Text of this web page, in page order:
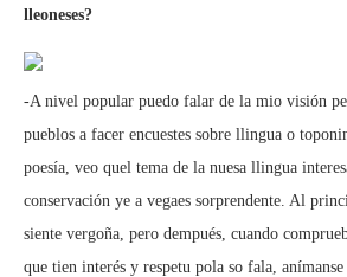
lleoneses?
-A nivel popular puedo falar de la mio visión
pueblos a facer encuestes sobre llingua o
poesía, veo quel tema de la nuesa llingua
conservación ye a vegaes sorprendente. Al
siente vergoña, pero dempués, cuando
que tien interés y respetu pola so fala,